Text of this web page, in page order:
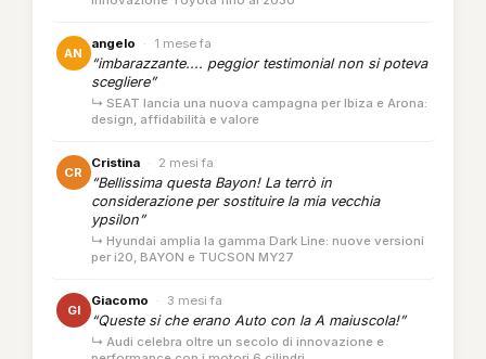
AN
angelo · 1 mese fa
“imbarazzante.... peggior testimonial non si poteva
scegliere”
↳ SEAT lancia una nuova campagna per Ibiza e Arona:
design, affidabilità e valore
CR
Cristina · 2 mesi fa
“Bellissima questa Bayon! La terrò in
considerazione per sostituire la mia vecchia
ypsilon”
↳ Hyundai amplia la gamma Dark Line: nuove versioni
per i20, BAYON e TUCSON MY27
GI
Giacomo · 3 mesi fa
“Queste si che erano Auto con la A maiuscola!”
↳ Audi celebra oltre un secolo di innovazione e